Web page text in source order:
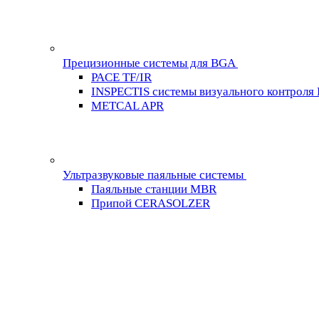
Прецизионные системы для BGA
PACE TF/IR
INSPECTIS системы визуального контроля
METCAL APR
Ультразвуковые паяльные системы
Паяльные станции MBR
Припой CERASOLZER